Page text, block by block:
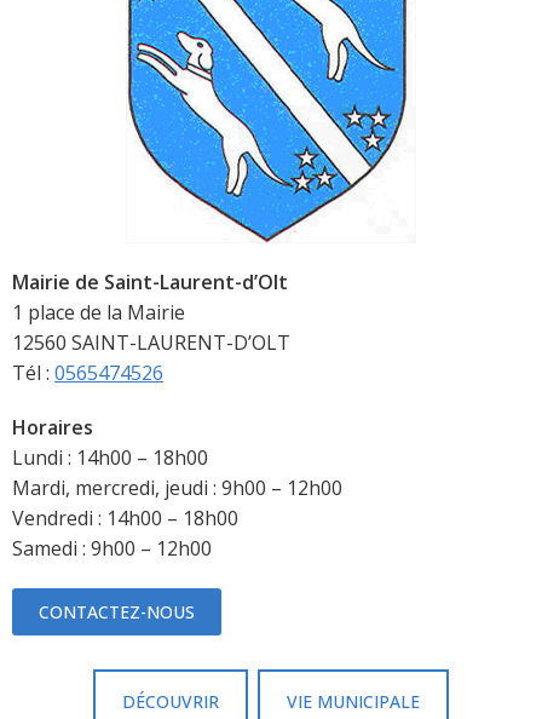
Mairie de Saint-Laurent-d’Olt
1 place de la Mairie
12560 SAINT-LAURENT-D’OLT
Tél : 0565474526
Horaires
Lundi : 14h00 – 18h00
Mardi, mercredi, jeudi : 9h00 – 12h00
Vendredi : 14h00 – 18h00
Samedi : 9h00 – 12h00
CONTACTEZ-NOUS
DÉCOUVRIR VIE MUNICIPALE